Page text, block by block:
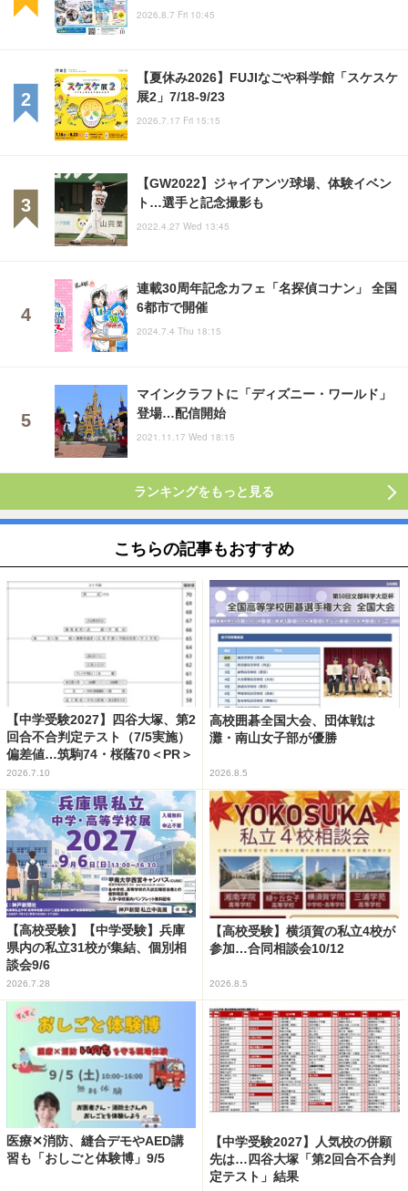
2026.8.7 Fri 10:45
【夏休み2026】FUJIなごや科学館「スケスケ
展2」7/18-9/23
2026.7.17 Fri 15:15
【GW2022】ジャイアンツ球場、体験イベン
ト…選手と記念撮影も
2022.4.27 Wed 13:45
連載30周年記念カフェ「名探偵コナン」 全国
6都市で開催
2024.7.4 Thu 18:15
マインクラフトに「ディズニー・ワールド」
登場…配信開始
2021.11.17 Wed 18:15
ランキングをもっと見る
こちらの記事もおすすめ
【中学受験2027】四谷大塚、第2
回合不合判定テスト（7/5実施）
偏差値…筑駒74・桜蔭70＜PR＞
2026.7.10
高校囲碁全国大会、団体戦は
灘・南山女子部が優勝
2026.8.5
【高校受験】【中学受験】兵庫
県内の私立31校が集結、個別相
談会9/6
2026.7.28
【高校受験】横須賀の私立4校が
参加…合同相談会10/12
2026.8.5
医療✕消防、縫合デモやAED講
習も「おしごと体験博」9/5
【中学受験2027】人気校の併願
先は…四谷大塚「第2回合不合判
定テスト」結果